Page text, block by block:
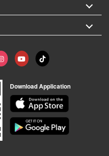
Download Application